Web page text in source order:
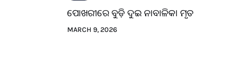
ପୋଖରୀରେ ବୁଡ଼ି ଦୁଇ ନାବାଳିକା ମୃତ
MARCH 9, 2026